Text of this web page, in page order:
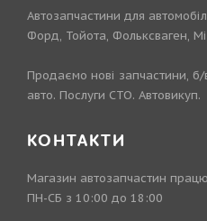
Автозапчастини для
Форд, Тойота, Фольксваген,
Продаємо нові запчастини,
авто. Послуги СТО. Автовикуп.
КОНТАКТИ
Магазин автозапчастин
ПН-СБ з 10:00 до 18:00